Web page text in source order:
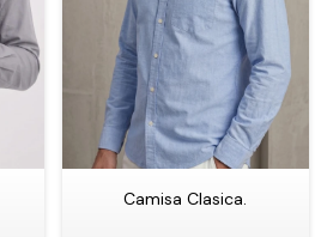
Camisa Clasica.